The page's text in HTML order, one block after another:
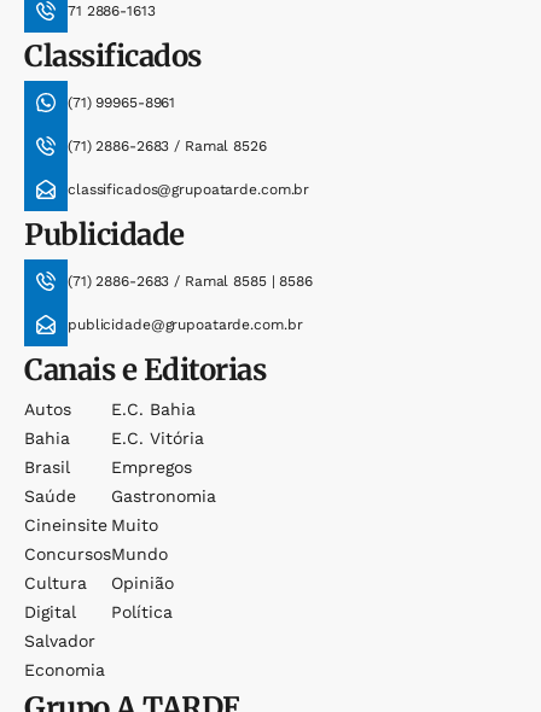
71 2886-1613
Classificados
(71) 99965-8961
(71) 2886-2683 / Ramal 8526
classificados@grupoatarde.com.br
Publicidade
(71) 2886-2683 / Ramal 8585 | 8586
publicidade@grupoatarde.com.br
Canais e Editorias
Autos
Bahia
Brasil
Saúde
Cineinsite
Concursos
Cultura
Digital
Salvador
Economia
E.c. Bahia
E.c. Vitória
Empregos
Gastronomia
Muito
Mundo
Opinião
Política